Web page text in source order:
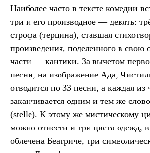
Наиболее часто в тексте комедии
три и его производное — девять:
строфа (терцина), ставшая
произведения, поделенного в свою
части — кантики. За вычетом
песни, на изображение Ада,
отводится по 33 песни, а каждая из
заканчивается одним и тем же
(stelle). К этому же мистическому
можно отнести и три цвета одежд,
облечена Беатриче, три